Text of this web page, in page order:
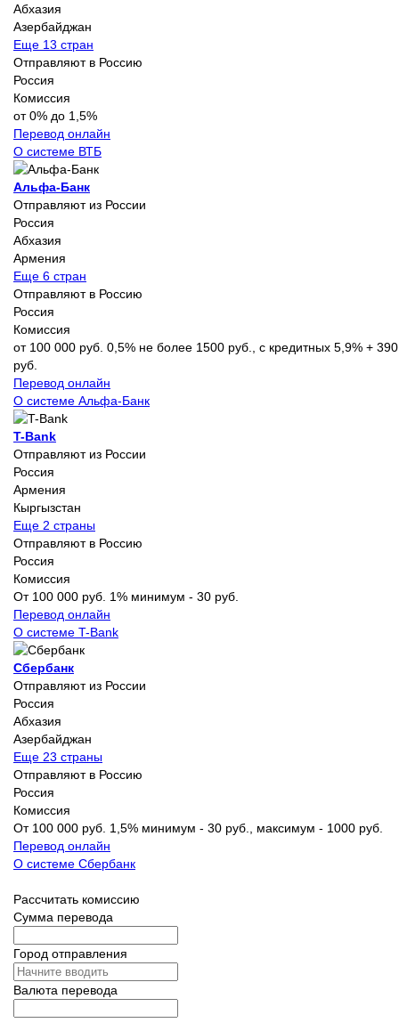
Абхазия
Азербайджан
Еще 13 стран
Отправляют в Россию
Россия
Комиссия
от 0% до 1,5%
Перевод онлайн
О системе ВТБ
Альфа-Банк
Отправляют из России
Россия
Абхазия
Армения
Еще 6 стран
Отправляют в Россию
Россия
Комиссия
от 100 000 руб. 0,5% не более 1500 руб., с кредитных 5,9% + 390
руб.
Перевод онлайн
О системе Альфа-Банк
T-Bank
Отправляют из России
Россия
Армения
Кыргызстан
Еще 2 страны
Отправляют в Россию
Россия
Комиссия
От 100 000 руб. 1% минимум - 30 руб.
Перевод онлайн
О системе T-Bank
Сбербанк
Отправляют из России
Россия
Абхазия
Азербайджан
Еще 23 страны
Отправляют в Россию
Россия
Комиссия
От 100 000 руб. 1,5% минимум - 30 руб., максимум - 1000 руб.
Перевод онлайн
О системе Сбербанк
Рассчитать комиссию
Сумма перевода
Город отправления
Валюта перевода